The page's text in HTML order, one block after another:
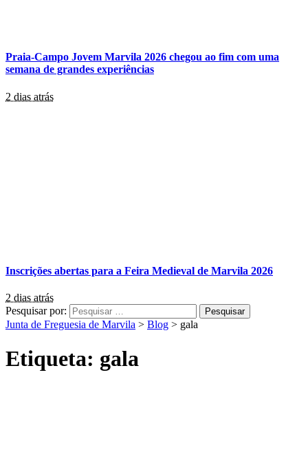
Praia-Campo Jovem Marvila 2026 chegou ao fim com uma
semana de grandes experiências
2 dias atrás
Inscrições abertas para a Feira Medieval de Marvila 2026
2 dias atrás
Pesquisar por:
Junta de Freguesia de Marvila > Blog > gala
Etiqueta: gala